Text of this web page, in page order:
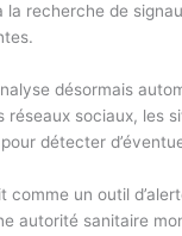
la recherche de
désormais
réseaux sociaux, les
détecter
comme un outil
autorité sanitaire